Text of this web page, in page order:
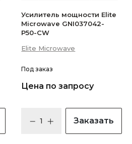
Усилитель мощности Elite
Microwave GNI037042-
P50-CW
Elite Microwave
Под заказ
Цена по запросу
Заказать